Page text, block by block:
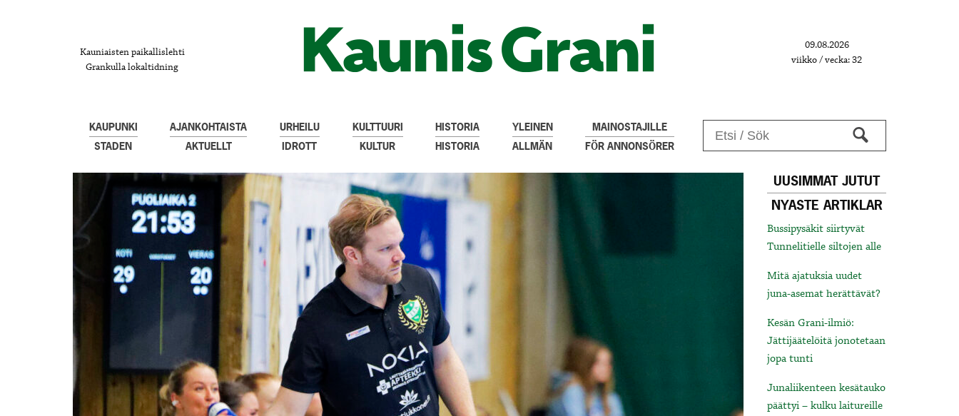
Kauniaisten paikallislehti
Grankulla lokaltidning
09.08.2026
viikko / vecka: 32
KAUPUNKI
STADEN
AJANKOHTAISTA
AKTUELLT
URHEILU
IDROTT
KULTTUURI
KULTUR
HISTORIA
HISTORIA
YLEINEN
ALLMÄN
MAINOSTAJILLE
FÖR ANNONSÖRER
UUSIMMAT JUTUT
NYASTE ARTIKLAR
Bussipysäkit siirtyvät
Tunnelitielle siltojen alle
Mitä ajatuksia uudet
juna-asemat herättävät?
Kesän Grani-ilmiö:
Jättijäätelöitä jonotetaan
jopa tunti
Junaliikenteen kesätauko
päättyi – kulku laitureille